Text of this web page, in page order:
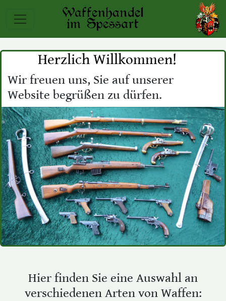
Herzlich Willkommen!
Wir freuen uns, Sie auf unserer
Website begrüßen zu dürfen.
Hier finden Sie eine Auswahl an
verschiedenen Arten von Waffen: